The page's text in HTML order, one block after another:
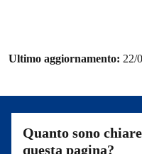
Ultimo aggiornamento: 22/
Quanto sono
questa pagina?